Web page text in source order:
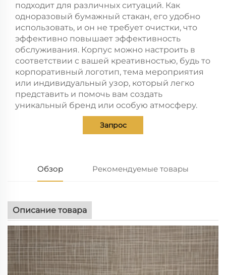
подходит для различных ситуаций. Как
одноразовый бумажный стакан, его удобно
использовать, и он не требует очистки, что
эффективно повышает эффективность
обслуживания. Корпус можно настроить в
соответствии с вашей креативностью, будь то
корпоративный логотип, тема мероприятия
или индивидуальный узор, который легко
представить и помочь вам создать
уникальный бренд или особую атмосферу.
Запрос
Обзор Рекомендуемые товары
Описание товара